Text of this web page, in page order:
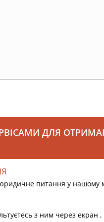
ДЛЯ
питання у нашому
з ним через